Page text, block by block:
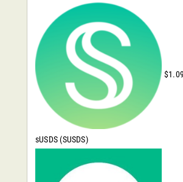
sUSDS (SUSDS)
$1.09